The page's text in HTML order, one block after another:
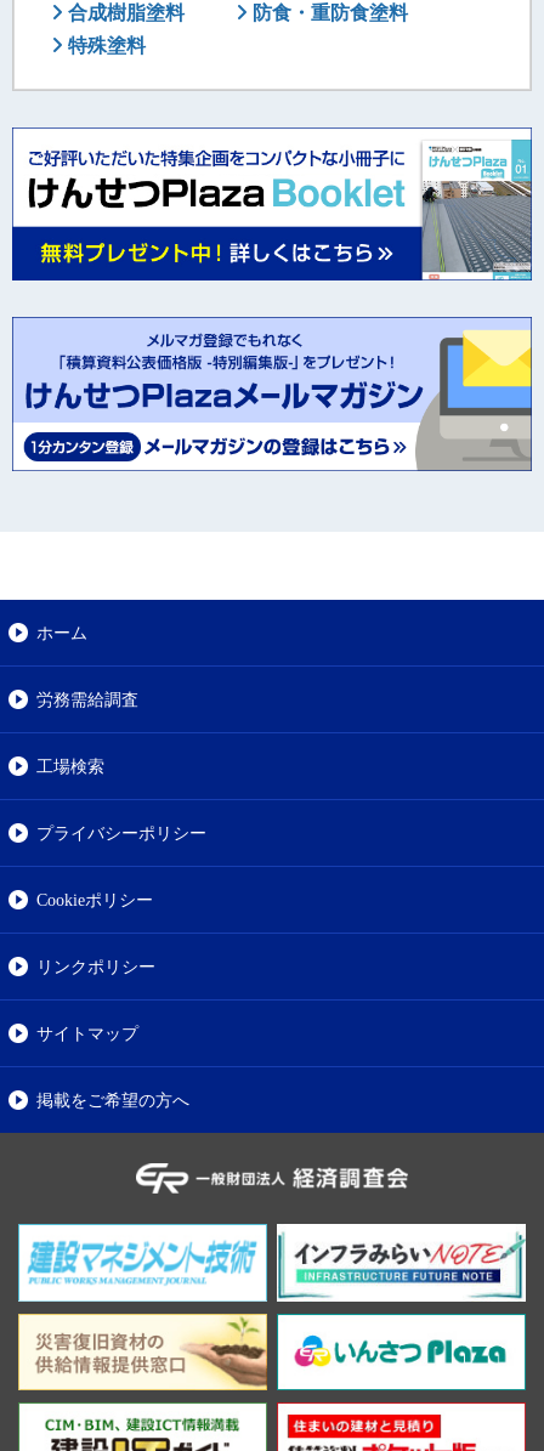
合成樹脂塗料
防食・重防食塗料
特殊塗料
ホーム
労務需給調査
工場検索
プライバシーポリシー
Cookieポリシー
リンクポリシー
サイトマップ
掲載をご希望の方へ